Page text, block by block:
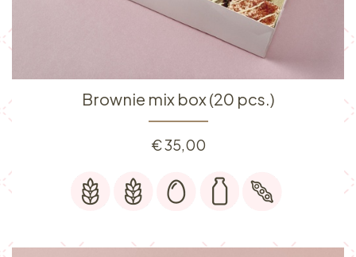
Brownie mix box (20 pcs.)
€35,00